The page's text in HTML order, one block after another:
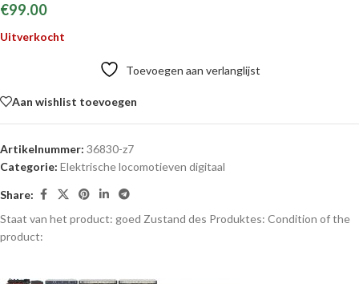
€99.00
Uitverkocht
Toevoegen aan verlanglijst
Aan wishlist toevoegen
Artikelnummer: 36830-z7
Categorie: Elektrische locomotieven digitaal
Share:
Staat van het product: goed Zustand des Produktes: Condition of the
product: